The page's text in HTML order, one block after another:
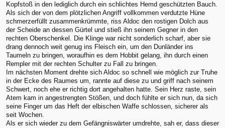
Kopfstoß in den lediglich durch ein schlichtes Hemd geschützten Bauch.
Als sich der von dem plötzlichen Angriff vollkommen verdutzte Hüne
schmerzerfüllt zusammenkrümmte, riss Aldoc den rostigen Dolch aus
der Scheide an dessen Gürtel und stieß ihn seinem Gegner in den
rechten Oberschenkel. Die Klinge war nicht sonderlich scharf, aber sie
drang dennoch weit genug ins Fleisch ein, um den Dunländer ins
Taumeln zu bringen, woraufhin es dem Hobbit gelang, ihn durch einen
Rempler mit der rechten Schulter zu Fall zu bringen.
Im nächsten Moment drehte sich Aldoc so schnell wie möglich zur Truhe
in der Ecke des Raumes um, rannte auf diese zu und griff nach seinem
Schwert, noch ehe er richtig dort angehalten hatte. Sein Herz raste, sein
Atem kam in angestrengten Stößen, und doch fühlte er sich nun, da sich
seine Finger um das Heft der elbischen Waffe schlossen, sicherer als
seit Wochen.
Als er sich wieder zu dem Gefängniswärter umdrehte, sah er, dass dieser